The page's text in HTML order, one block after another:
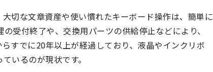
切な文章資産や使い慣れたキーボード操作は、簡単に
受付終了や、交換用パーツの供給停止などにより、
すでに20年以上が経過しており、液晶やインクリボ
いるのが現状です。